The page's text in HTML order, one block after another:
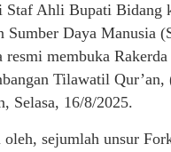
Ahli Bupati Bidang
Sumber Daya Manusia
resmi membuka
Tilawatil
Selasa, 16/8/2025.
sejumlah unsur